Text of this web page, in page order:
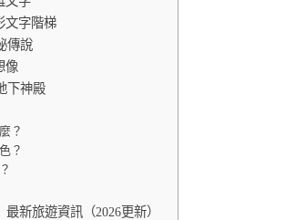
文字階梯
傳說
像
下神殿
？
？
最新旅遊資訊（2026更新）